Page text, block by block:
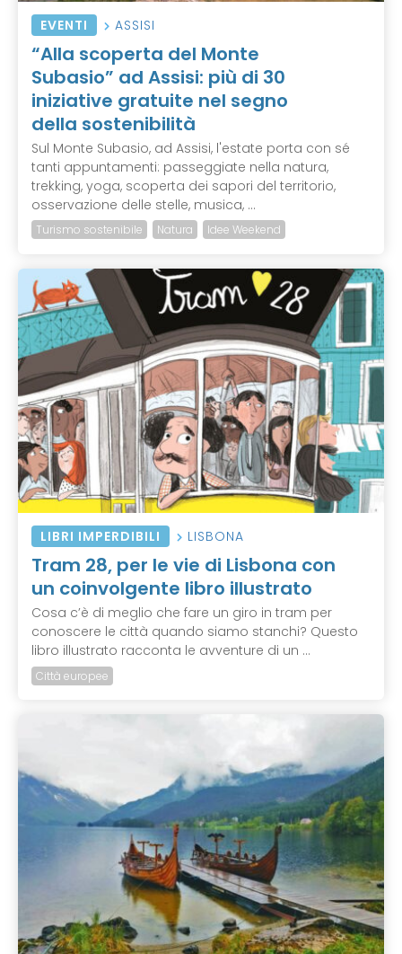
EVENTI ASSISI
“Alla scoperta del Monte
Subasio” ad Assisi: più di 30
iniziative gratuite nel segno
della sostenibilità
Sul Monte Subasio, ad Assisi, l'estate porta con sé
tanti appuntamenti: passeggiate nella natura,
trekking, yoga, scoperta dei sapori del territorio,
osservazione delle stelle, musica, ...
Turismo sostenibile Natura Idee Weekend
LIBRI IMPERDIBILI LISBONA
Tram 28, per le vie di Lisbona con
un coinvolgente libro illustrato
Cosa c’è di meglio che fare un giro in tram per
conoscere le città quando siamo stanchi? Questo
libro illustrato racconta le avventure di un ...
Città europee